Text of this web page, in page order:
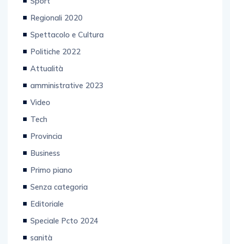
Regionali 2020
Spettacolo e Cultura
Politiche 2022
Attualità
amministrative 2023
Video
Tech
Provincia
Business
Primo piano
Senza categoria
Editoriale
Speciale Pcto 2024
sanità